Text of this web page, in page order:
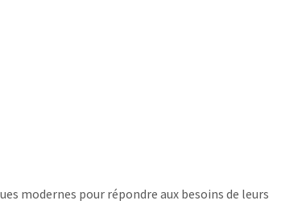
modernes pour répondre aux besoins de leurs